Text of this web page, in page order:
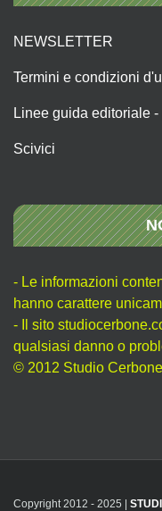
NEWSLETTER
Termini e condizioni
Linee guida editoriale
Scivici
- Le informazioni
hanno carattere
- Il sito
qualsiasi danno o
© 2012 Studio
Copyright 2012 - 2025 |